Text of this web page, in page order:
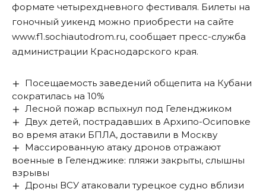
формате четырехдневного фестиваля. Билеты на
гоночный уикенд можно приобрести на сайте
www.f1.sochiautodrom.ru, сообщает пресс-служба
администрации Краснодарского края.
Посещаемость заведений общепита на Кубани
сократилась на 10%
Лесной пожар вспыхнул под Геленджиком
Двух детей, пострадавших в Архипо-Осиповке
во время атаки БПЛА, доставили в Москву
Массированную атаку дронов отражают
военные в Геленджике: пляжи закрыты, слышны
взрывы
Дроны ВСУ атаковали турецкое судно вблизи